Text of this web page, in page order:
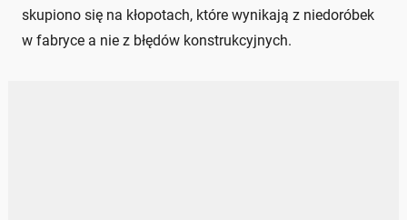
skupiono się na kłopotach, które wynikają z niedoróbek
w fabryce a nie z błędów konstrukcyjnych.